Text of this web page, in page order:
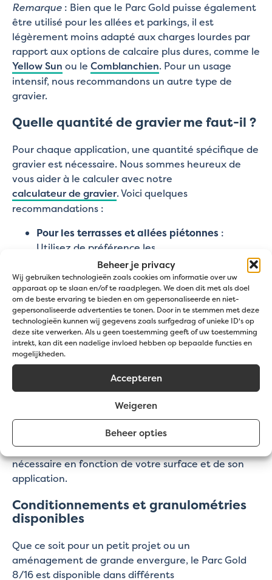
Beheer je privacy
Wij gebruiken technologieën zoals cookies om informatie over uw
apparaat op te slaan en/of te raadplegen. We doen dit met als doel
om de beste ervaring te bieden en om gepersonaliseerde en niet-
gepersonaliseerde advertenties te tonen. Door in te stemmen met deze
technologieën kunnen wij gegevens zoals surfgedrag of unieke ID's op
deze site verwerken. Als u geen toestemming geeft of uw toestemming
intrekt, kan dit een nadelige invloed hebben op bepaalde functies en
mogelijkheden.
Accepteren
Weigeren
Beheer opties
Remarque : Bien que le Parc Gold puisse également
être utilisé pour les allées et parkings, il est
légèrement moins adapté aux charges lourdes par
rapport aux options de calcaire plus dures, comme le
Yellow Sun ou le Comblanchien. Pour un usage
intensif, nous recommandons un autre type de
gravier.
Quelle quantité de gravier me faut-il ?
Pour chaque application, une quantité spécifique de
gravier est nécessaire. Nous sommes heureux de
vous aider à le calculer avec notre
calculateur de gravier. Voici quelques
recommandations :
Pour les terrasses et allées piétonnes :
Utilisez de préférence les
stabilisateurs ECCOgravel de 3 cm
d'épaisseur,
avec une couche de gravier de 4 cm, soit 65
kg/m².
Pour les bordures décoratives ou le couvre-
sol:
Avec unstabilisateur ECCOgravel de 2 cm
, une couche de gravier de 3 cm suffit, soit
50 kg/m².
géotextile anti-racines
recommandons une couche de 5 cm, soit
Notre calculateur de gravier vous aide rapidement
et facilement à calculer la quantité exacte
nécessaire en fonction de votre surface et de son
application.
Conditionnements et granulométries
disponibles
Que ce soit pour un petit projet ou un
aménagement de grande envergure, le Parc Gold
8/16 est disponible dans différents